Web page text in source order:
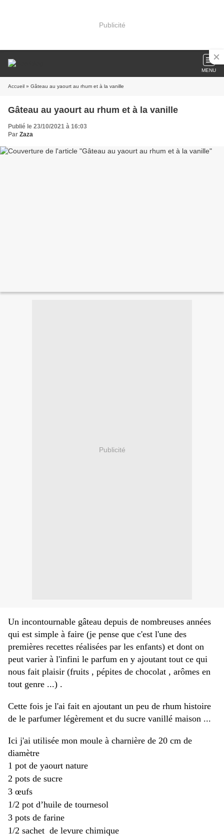
Publicité
MENU
Accueil » Gâteau au yaourt au rhum et à la vanille
Gâteau au yaourt au rhum et à la vanille
Publié le 23/10/2021 à 16:03
Par Zaza
Publicité
Un incontournable gâteau depuis de nombreuses années
qui est simple à faire (je pense que c'est l'une des
premières recettes réalisées par les enfants) et dont on
peut varier à l'infini le parfum en y ajoutant tout ce qui
nous fait plaisir (fruits , pépites de chocolat , arômes en
tout genre ...) .
Cette fois je l'ai fait en ajoutant un peu de rhum histoire
de le parfumer légèrement et du sucre vanillé maison ...
Ici j'ai utilisée mon moule à charnière de 20 cm de
diamètre
1 pot de yaourt nature
2 pots de sucre
3 œufs
1/2 pot d’huile de tournesol
3 pots de farine
1/2 sachet de levure chimique